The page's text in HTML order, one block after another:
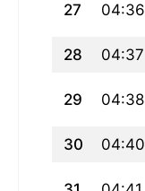
27 04:36
28 04:37
29 04:38
30 04:40